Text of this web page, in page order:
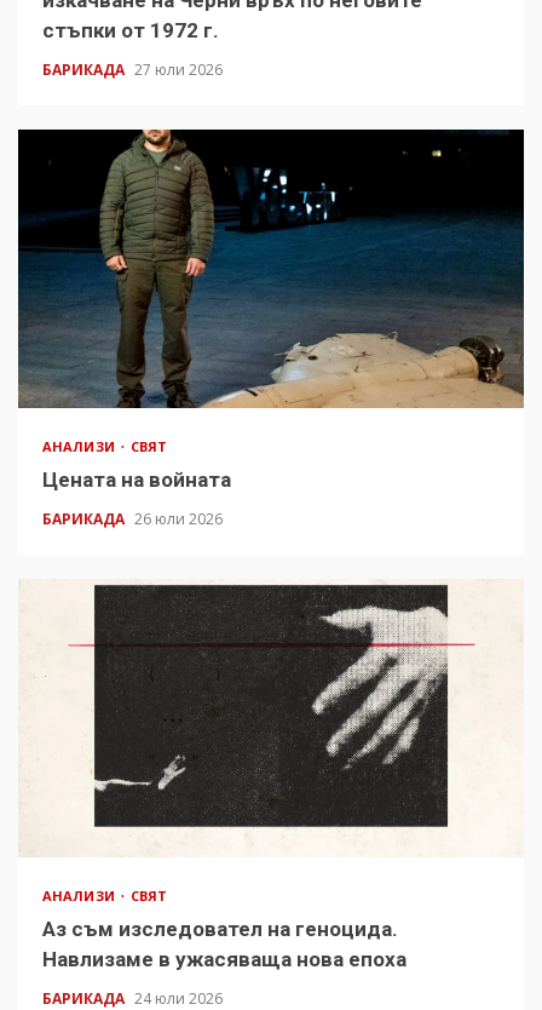
стъпки от 1972 г.
БАРИКАДА 27 юли 2026
АНАЛИЗИ СВЯТ
Цената на войната
БАРИКАДА 26 юли 2026
АНАЛИЗИ СВЯТ
Аз съм изследовател на геноцида.
Навлизаме в ужасяваща нова епоха
БАРИКАДА 24 юли 2026